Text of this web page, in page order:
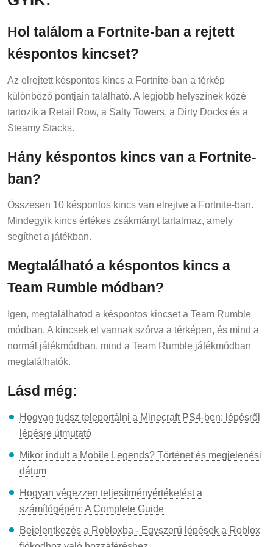
Hol találom a Fortnite-ban a rejtett
késpontos kincset?
Az elrejtett késpontos kincs a Fortnite-ban a térkép
különböző pontjain található. A legjobb helyszínek közé
tartozik a Retail Row, a Salty Towers, a Dirty Docks és a
Steamy Stacks.
Hány késpontos kincs van a Fortnite-
ban?
Összesen 10 késpontos kincs van elrejtve a Fortnite-ban.
Mindegyik kincs értékes zsákmányt tartalmaz, amely
segíthet a játékban.
Megtalálható a késpontos kincs a
Team Rumble módban?
Igen, megtalálhatod a késpontos kincset a Team Rumble
módban. A kincsek el vannak szórva a térképen, és mind a
normál játékmódban, mind a Team Rumble játékmódban
megtalálhatók.
Lásd még:
Hogyan tudsz teleportálni a Minecraft PS4-ben: lépésről
lépésre útmutató
Mikor indult a Mobile Legends? Történet és megjelenési
dátum
Hogyan végezzen teljesítményértékelést a
számítógépén: A Complete Guide
Bejelentkezés a Robloxba - Egyszerű lépések a Roblox
fiókodhoz való hozzáféréshez